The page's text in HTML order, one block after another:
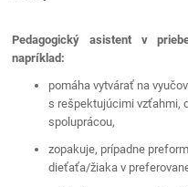
Pedagogický asistent v
napríklad:
pomáha vytvárať na
s rešpektujúcimi vzťahmi,
spoluprácou,
zopakuje, prípadne
dieťaťa/žiaka v